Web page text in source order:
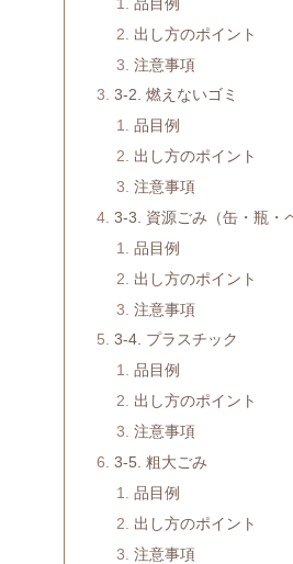
出し方のポイント
注意事項
3-2. 燃えないゴミ
品目例
出し方のポイント
注意事項
3-3. 資源ごみ（缶・瓶・
品目例
出し方のポイント
注意事項
3-4. プラスチック
品目例
出し方のポイント
注意事項
3-5. 粗大ごみ
品目例
出し方のポイント
注意事項